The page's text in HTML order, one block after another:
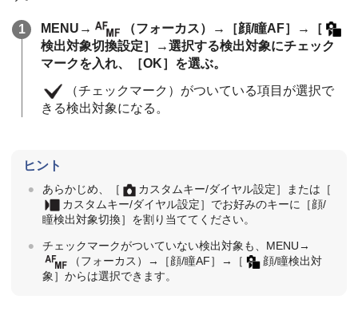
MENU → （フォーカス）→ ［顔/瞳AF］ →
［
検出対象切換設定］
→選択する検出対象にチェック
マークを入れ、
［OK］ を選ぶ。
（チェックマーク）がついている項目が選択で
きる検出対象になる。
ヒント
あらかじめ、 ［ カスタムキー/ダイヤル設定］ または ［
カスタムキー/ダイヤル設定］ でお好みのキーに
［顔/
瞳検出対象切換］ を割り当ててください。
チェックマークがついていない検出対象も、 MENU→
（フォーカス ）→ ［顔/瞳AF］ → ［
顔/瞳検出対
象］ からは選択できます。